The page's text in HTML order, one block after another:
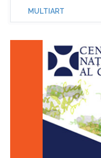
MULTIART